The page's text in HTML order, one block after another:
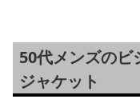
50代メンズのビ
ジャケット